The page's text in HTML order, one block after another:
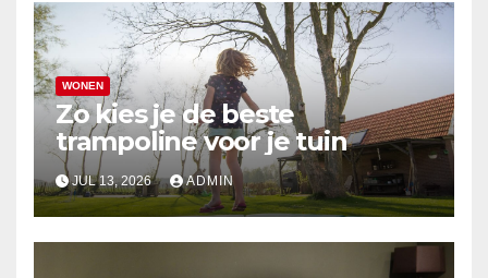
WONEN
Zo kies je de beste
trampoline voor je tuin
JUL 13, 2026 ADMIN